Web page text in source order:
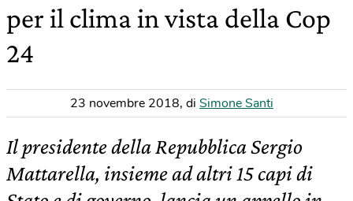
per il clima in vista della Cop
24
23 novembre 2018, di Simone Santi
Il presidente della Repubblica Sergio
Mattarella, insieme ad altri 15 capi di